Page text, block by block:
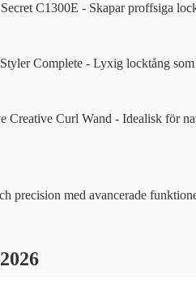
C1300E - Skapar proffsiga
Complete - Lyxig locktång
Creative Curl Wand - Idealisk för
precision med avancerade